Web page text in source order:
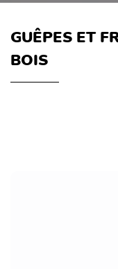
GUÊPES ET
BOIS